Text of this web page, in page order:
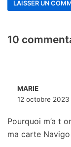
10
MARIE
12 octobre 2023
Pourquoi m’a t
ma carte